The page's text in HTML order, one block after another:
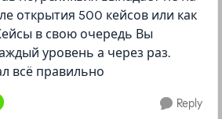
открытия 500 кейсов или как
в свою очередь Вы
уровень а через раз.
всё правильно
Reply